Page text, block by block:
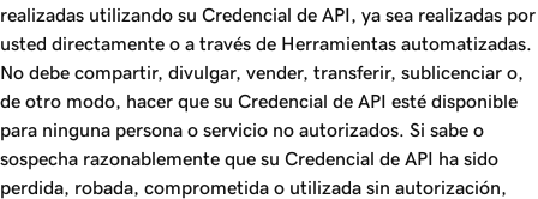
realizadas utilizando su Credencial de API, ya sea realizadas por
usted directamente o a través de Herramientas automatizadas.
No debe compartir, divulgar, vender, transferir, sublicenciar o,
de otro modo, hacer que su Credencial de API esté disponible
para ninguna persona o servicio no autorizados. Si sabe o
sospecha razonablemente que su Credencial de API ha sido
perdida, robada, comprometida o utilizada sin autorización,